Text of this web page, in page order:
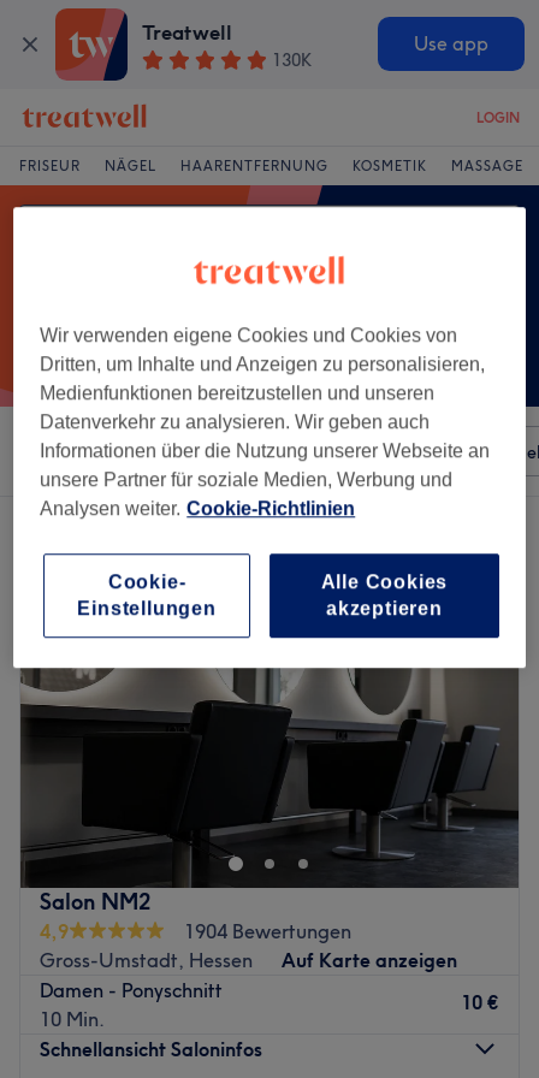
Treatwell
130K
Use app
LOGIN
FRISEUR NÄGEL HAARENTFERNUNG KOSMETIK MASSAGE
Sortieren nach Besonderheiten Salons
Ein Salon, der anbietet:
Salon NM2
4,9
1904 Bewertungen
Gross-Umstadt, Hessen
Auf Karte anzeigen
Damen - Ponyschnitt
10 Min.
10 €
Schnellansicht Saloninfos
Wir verwenden eigene Cookies und Cookies von
Dritten, um Inhalte und Anzeigen zu personalisieren,
Medienfunktionen bereitzustellen und unseren
Datenverkehr zu analysieren. Wir geben auch
Informationen über die Nutzung unserer Webseite an
unsere Partner für soziale Medien, Werbung und
Analysen weiter. Cookie-Richtlinien
Cookie-
Einstellungen
Alle Cookies
akzeptieren